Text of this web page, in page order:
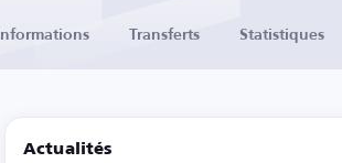
Informations Transferts Statistiques
Actualités